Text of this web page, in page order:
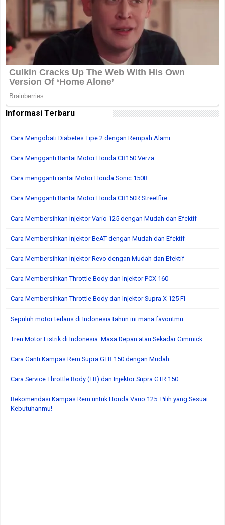
Informasi Terbaru
Cara Mengobati Diabetes Tipe 2 dengan Rempah Alami
Cara Mengganti Rantai Motor Honda CB150 Verza
Cara mengganti rantai Motor Honda Sonic 150R
Cara Mengganti Rantai Motor Honda CB150R Streetfire
Cara Membersihkan Injektor Vario 125 dengan Mudah dan Efektif
Cara Membersihkan Injektor BeAT dengan Mudah dan Efektif
Cara Membersihkan Injektor Revo dengan Mudah dan Efektif
Cara Membersihkan Throttle Body dan Injektor PCX 160
Cara Membersihkan Throttle Body dan Injektor Supra X 125 FI
Sepuluh motor terlaris di Indonesia tahun ini mana favoritmu
Tren Motor Listrik di Indonesia: Masa Depan atau Sekadar Gimmick
Cara Ganti Kampas Rem Supra GTR 150 dengan Mudah
Cara Service Throttle Body (TB) dan Injektor Supra GTR 150
Rekomendasi Kampas Rem untuk Honda Vario 125: Pilih yang Sesuai
Kebutuhanmu!